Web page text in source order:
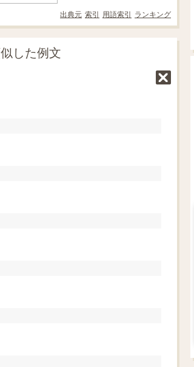
出典元 索引 用語索引 ランキング
した例文